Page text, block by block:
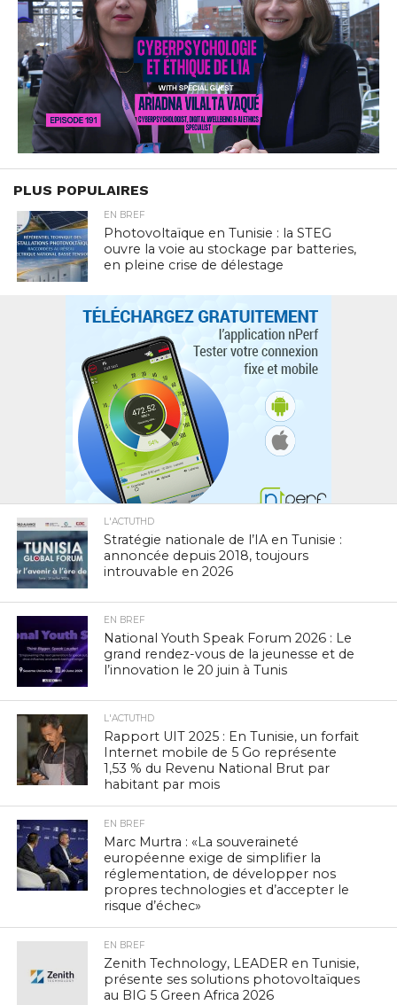
PLUS POPULAIRES
EN BREF
Photovoltaïque en Tunisie : la STEG
ouvre la voie au stockage par batteries,
en pleine crise de délestage
L'ACTUTHD
Stratégie nationale de l’IA en Tunisie :
annoncée depuis 2018, toujours
introuvable en 2026
EN BREF
National Youth Speak Forum 2026 : Le
grand rendez-vous de la jeunesse et de
l’innovation le 20 juin à Tunis
L'ACTUTHD
Rapport UIT 2025 : En Tunisie, un forfait
Internet mobile de 5 Go représente
1,53 % du Revenu National Brut par
habitant par mois
EN BREF
Marc Murtra : «La souveraineté
européenne exige de simplifier la
réglementation, de développer nos
propres technologies et d’accepter le
risque d’échec»
EN BREF
Zenith Technology, LEADER en Tunisie,
présente ses solutions photovoltaïques
au BIG 5 Green Africa 2026